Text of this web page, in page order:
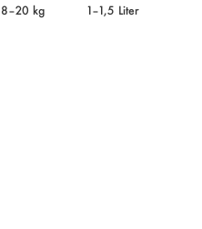
8–20 kg 1–1,5 Liter